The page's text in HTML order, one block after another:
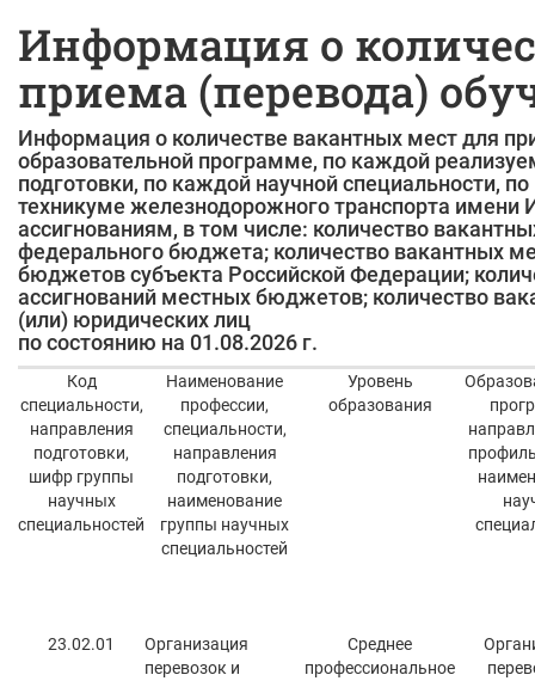
Информация о
приема (перевода)
Информация о количестве вакантных мест для
образовательной программе, по каждой
подготовки, по каждой научной специальности,
техникуме железнодорожного транспорта
ассигнованиям, в том числе: количество
федерального бюджета; количество вакантных
бюджетов субъекта Российской Федерации;
ассигнований местных бюджетов; количество
(или) юридических лиц
по состоянию на 01.08.2026 г.
Код
специальности,
направления
подготовки,
шифр группы
научных
специальностей
Наименование
профессии,
специальности,
направления
подготовки,
наименование
группы научных
специальностей
Уровень
образования
23.02.01
Организация
перевозок и
Среднее
профессиональное